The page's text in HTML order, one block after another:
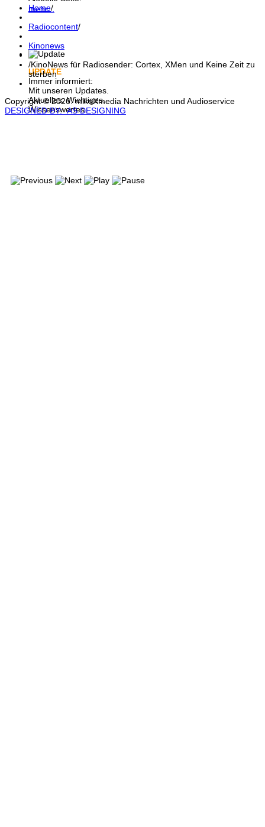
mehr...
UPDATE
Immer informiert:
Mit unseren Updates.
Aktuelles. Wichtiges.
Wissenswertes.
Home/
Radiocontent/
Kinonews
/KinoNews für Radiosender: Cortex, XMen und Keine Zeit zu
sterben
Copyright © 2026: mikeXmedia Nachrichten und Audioservice
DESIGNED BY: AS DESIGNING